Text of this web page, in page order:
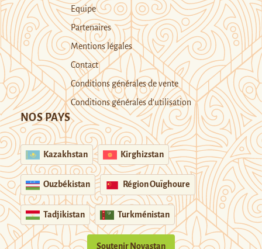
Equipe
Partenaires
Mentions légales
Contact
Conditions générales de vente
Conditions générales d’utilisation
NOS PAYS
Kazakhstan Kirghizstan
Ouzbékistan Région Ouïghoure
Tadjikistan Turkménistan
Soutenir Novastan